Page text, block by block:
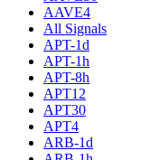
AAVE4
All Signals
APT-1d
APT-1h
APT-8h
APT12
APT30
APT4
ARB-1d